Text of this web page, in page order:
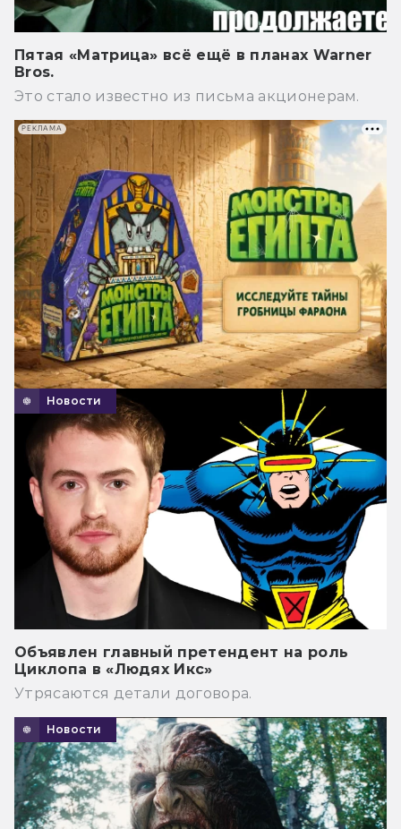
Пятая «Матрица» всё ещё в планах Warner
Bros.
Это стало известно из письма акционерам.
Новости
Объявлен главный претендент на роль
Циклопа в «Людях Икс»
Утрясаются детали договора.
Новости
РЕКЛАМА